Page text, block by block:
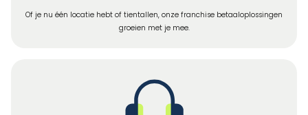
Of je nu één locatie hebt of tientallen, onze franchise betaaloplossingen
groeien met je mee.